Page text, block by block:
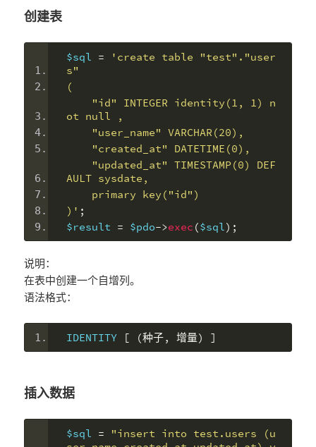
创建表
$sql =
'create table "test"."user
s"
(
ot null ,
    "user_name" VARCHAR(20),
    "created_at" DATETIME(0),
AULT sysdate,
    primary key("id")
)' ;
$result = $pdo->exec ($sql);
说明：
在表中创建一个自增列。
语法格式：
IDENTITY [ (种子, 增量) ]
插入数据
$sql =
"insert into test.users (u